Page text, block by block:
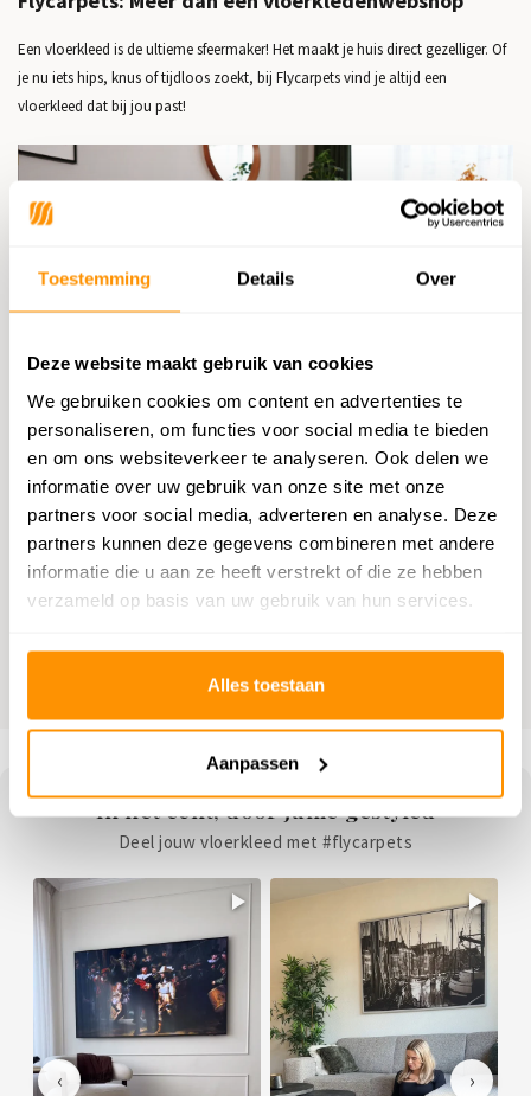
Toestemming Details Over
Deze website maakt gebruik van cookies
We gebruiken cookies om content en advertenties te
personaliseren, om functies voor social media te bieden
en om ons websiteverkeer te analyseren. Ook delen we
informatie over uw gebruik van onze site met onze
partners voor social media, adverteren en analyse. Deze
partners kunnen deze gegevens combineren met andere
informatie die u aan ze heeft verstrekt of die ze hebben
verzameld op basis van uw gebruik van hun services.
Alles toestaan
Aanpassen
Een vloerkleed is de ultieme sfeermaker! Het maakt je huis direct gezelliger. Of
je nu iets hips, knus of tijdloos zoekt, bij Flycarpets vind je altijd een
vloerkleed dat bij jou past!
Het vloerkleed dat echt bij jou past!
Of je nu gaat voor een hoogpolig of laagpolig vloerkleed, een kleurrijk
statement of een rustig design, rechthoekig of rond – jij kiest! Ontdek onze
collectie vloerkleden in alle stijlen, formaten en kleuren die bij jouw interieur
passen.
In het echt, door jullie gestyled
Deel jouw vloerkleed met #flycarpets
‹ ›